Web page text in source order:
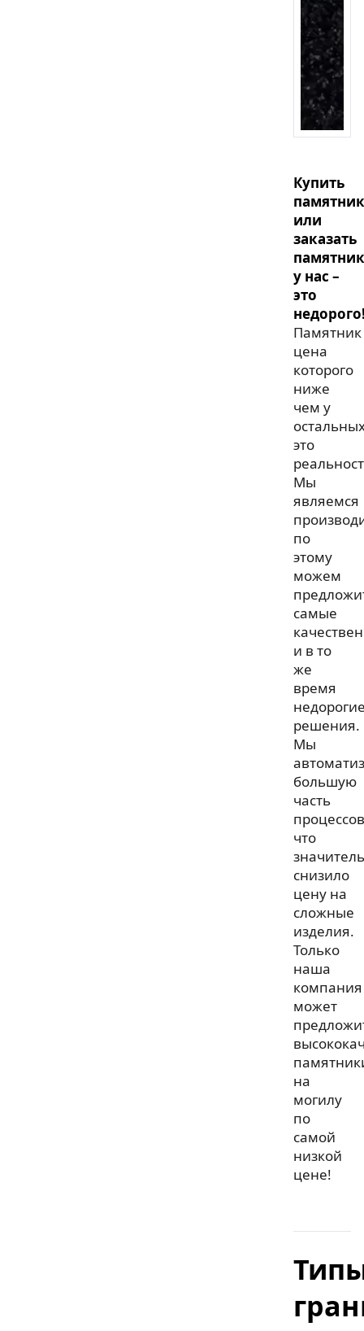
Купить
памятник
или
заказать
памятник
у нас –
это
Памятник
цена
которого
ниже
чем у
это
Мы
являемся
по
этому
можем
самые
и в то
же
время
решения.
Мы
большую
часть
что
снизило
цену на
сложные
изделия.
Только
наша
компания
может
на
могилу
по
самой
низкой
цене!